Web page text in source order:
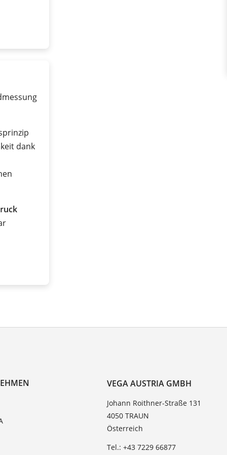
dank
VEGA AUSTRIA GMBH
Johann Roithner-Straße 131
4050 TRAUN
Österreich
Tel.: +43 7229 66877